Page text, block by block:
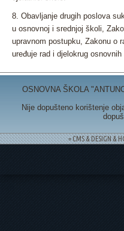
8. Obavljanje drugih poslova
u osnovnoj i srednjoj školi,
upravnom postupku, Zakonu o
uređuje rad i djelokrug
OSNOVNA ŠKOLA
Nije dopušteno korištenje
= CMS & DESIGN &